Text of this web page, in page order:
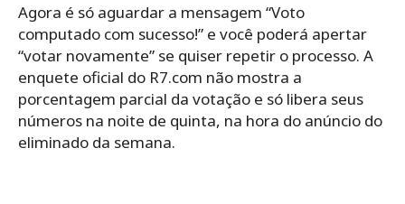
Agora é só aguardar a mensagem “Voto
computado com sucesso!” e você poderá apertar
“votar novamente” se quiser repetir o processo. A
enquete oficial do R7.com não mostra a
porcentagem parcial da votação e só libera seus
números na noite de quinta, na hora do anúncio do
eliminado da semana.